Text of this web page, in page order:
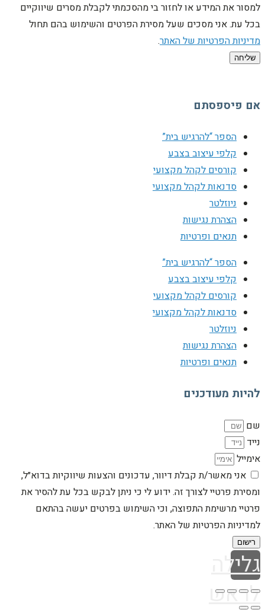
למסור את המידע או לחזור בי מהסכמתי לקבלת מסרים שיווקיים
בכל עת. אני מסכים שעל מסירת הפרטים והשימוש בהם תחול
מדיניות הפרטיות של האתר.
שליחה
אם פיספסתם
הספר “להרגיש בית”
קלפי עיצוב בצבע
קורסים לקהל מקצועי
סדנאות לקהל מקצועי
ניוזלטר
הצהרת נגישות
תנאים ופרטיות
הספר “להרגיש בית”
קלפי עיצוב בצבע
קורסים לקהל מקצועי
סדנאות לקהל מקצועי
ניוזלטר
הצהרת נגישות
תנאים ופרטיות
להיות מעודכנים
שם
נייד
אימייל
אני מאשר/ת קבלת דיוור, עדכונים והצעות שיווקיות בדוא״ל,
ומסירת פרטיי לצורך זה. ידוע לי כי ניתן לבקש בכל עת להסיר את
פרטיי מרשימת התפוצה, וכי השימוש בפרטים יעשה בהתאם
למדיניות הפרטיות של האתר.
רישום
גלילה
לראש